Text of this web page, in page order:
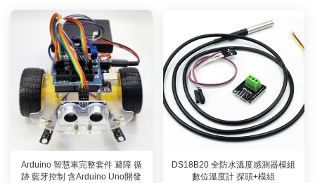
Arduino 智慧車完整套件 避障 循
跡 藍牙控制 含Arduino Uno開發
DS18B20 全防水溫度感測器模組
數位溫度計 探頭+模組